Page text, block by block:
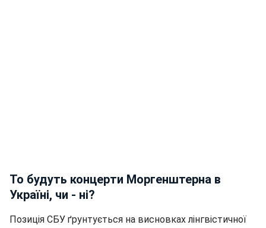
То будуть концерти Моргенштерна в
Україні, чи - ні?
Позиція СБУ ґрунтується на висновках лінгвістичної